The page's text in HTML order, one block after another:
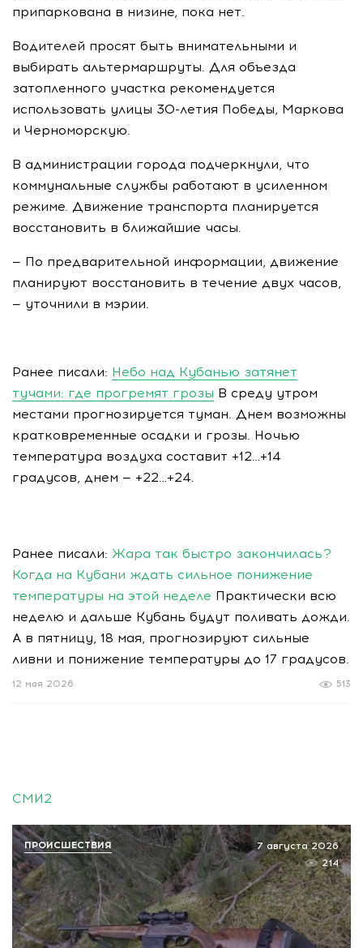
припаркована в низине, пока нет.
Водителей просят быть внимательными и
выбирать альтермаршруты. Для объезда
затопленного участка рекомендуется
использовать улицы 30-летия Победы, Маркова
и Черноморскую.
В администрации города подчеркнули, что
коммунальные службы работают в усиленном
режиме. Движение транспорта планируется
восстановить в ближайшие часы.
— По предварительной информации, движение
планируют восстановить в течение двух часов,
— уточнили в мэрии.
Ранее писали: Небо над Кубанью затянет
тучами: где прогремят грозы В среду утром
местами прогнозируется туман. Днем возможны
кратковременные осадки и грозы. Ночью
температура воздуха составит +12…+14
градусов, днем — +22…+24.
Ранее писали: Жара так быстро закончилась?
Когда на Кубани ждать сильное понижение
температуры на этой неделе Практически всю
неделю и дальше Кубань будут поливать дожди.
А в пятницу, 18 мая, прогнозируют сильные
ливни и понижение температуры до 17 градусов.
513
12 мая 2026
СМИ2
7 августа 2026
214
ПРОИСШЕСТВИЯ